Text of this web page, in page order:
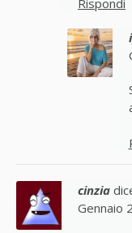
cinzia
Gennaio